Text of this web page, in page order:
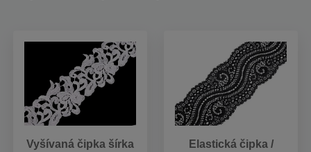
Vyšívaná čipka šírka
Elastická čipka /